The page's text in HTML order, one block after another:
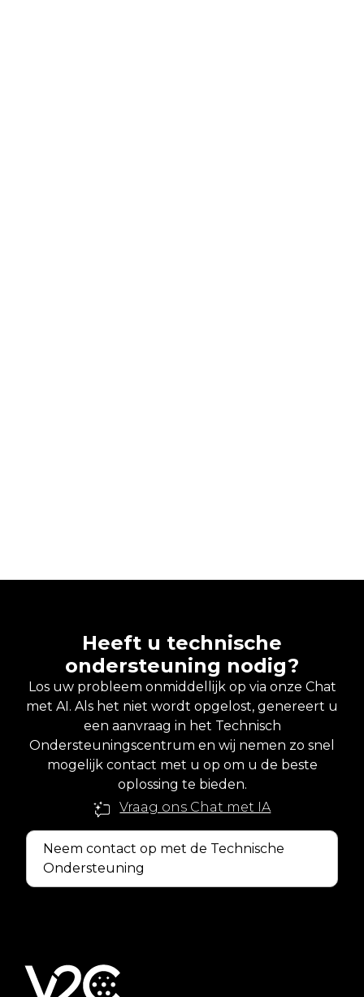
Heeft u technische
ondersteuning nodig?
Los uw probleem onmiddellijk op via onze Chat
met AI. Als het niet wordt opgelost, genereert u
een aanvraag in het Technisch
Ondersteuningscentrum en wij nemen zo snel
mogelijk contact met u op om u de beste
oplossing te bieden.
Vraag ons Chat met IA
Neem contact op met de Technische
Ondersteuning